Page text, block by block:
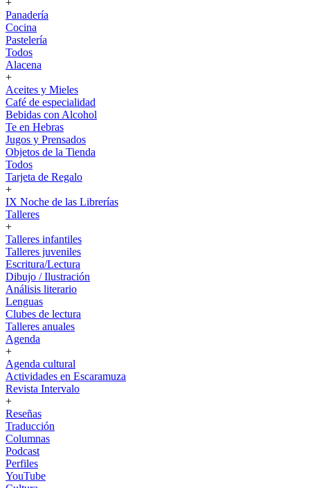
+
Panadería
Cocina
Pastelería
Todos
Alacena
+
Aceites y Mieles
Café de especialidad
Bebidas con Alcohol
Te en Hebras
Jugos y Prensados
Objetos de la Tienda
Todos
Tarjeta de Regalo
+
IX Noche de las Librerías
Talleres
+
Talleres infantiles
Talleres juveniles
Escritura/Lectura
Dibujo / Ilustración
Análisis literario
Lenguas
Clubes de lectura
Talleres anuales
Agenda
+
Agenda cultural
Actividades en Escaramuza
Revista Intervalo
+
Reseñas
Traducción
Columnas
Podcast
Perfiles
YouTube